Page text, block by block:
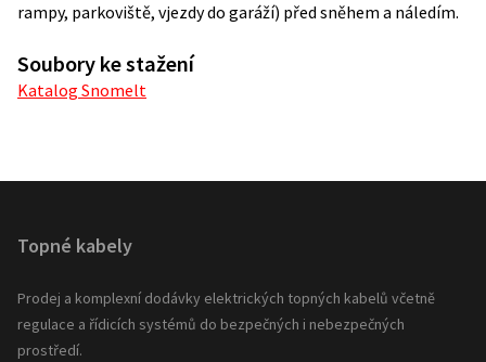
rampy, parkoviště, vjezdy do garáží) před sněhem a náledím.
Soubory ke stažení
Katalog Snomelt
Topné kabely
Prodej a komplexní dodávky elektrických topných kabelů včetně
regulace a řídicích systémů do bezpečných i nebezpečných
prostředí.